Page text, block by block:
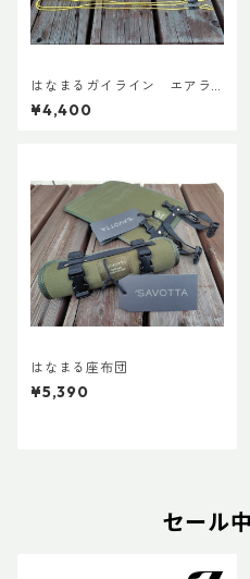
はなまるガイライン エアラ
イズ張り綱セット
¥4,400
はなまる座布団
¥5,390
セール